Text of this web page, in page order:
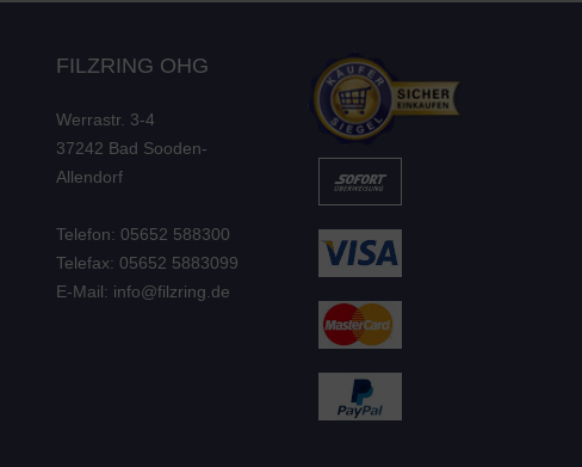
FILZRING OHG
Werrastr. 3-4
37242 Bad Sooden-
Allendorf
Telefon: 05652 588300
Telefax: 05652 5883099
E-Mail: info@filzring.de